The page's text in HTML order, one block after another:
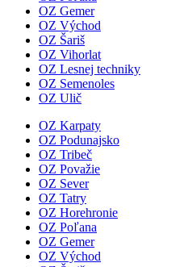
OZ Gemer
OZ Východ
OZ Šariš
OZ Vihorlat
OZ Lesnej techniky
OZ Semenoles
OZ Ulič
OZ Karpaty
OZ Podunajsko
OZ Tribeč
OZ Považie
OZ Sever
OZ Tatry
OZ Horehronie
OZ Poľana
OZ Gemer
OZ Východ